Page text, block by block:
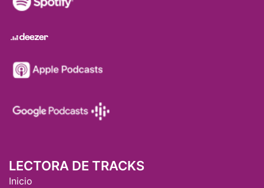
LECTORA DE TRACKS
Inicio